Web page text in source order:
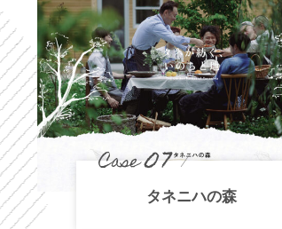
Case07
タネニハの森